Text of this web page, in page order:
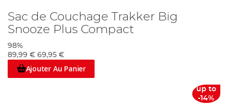
Sac de Couchage Trakker Big
Snooze Plus Compact
98%
89,99 € 69,95 €
Ajouter Au Panier
up to
-14%